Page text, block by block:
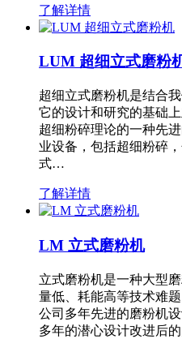
了解详情
LUM 超细立式磨粉
超细立式磨粉机是结合
它的设计和研究的基础
超细粉碎理论的一种先
业设备，包括超细粉碎
式…
了解详情
LM 立式磨粉机
立式磨粉机是一种大型
量低、耗能高等技术难
公司多年先进的磨粉机
多年的潜心设计改进后